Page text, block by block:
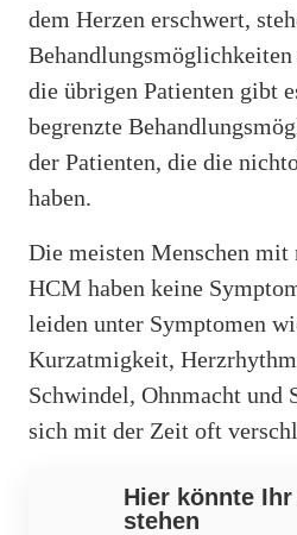
dem Herzen erschwert,
die übrigen Patienten gibt
begrenzte
der Patienten, die die
haben.
Die meisten Menschen
HCM haben keine
leiden unter Symptomen
Kurzatmigkeit,
Schwindel, Ohnmacht und
sich mit der Zeit oft
Hier könnte
stehen